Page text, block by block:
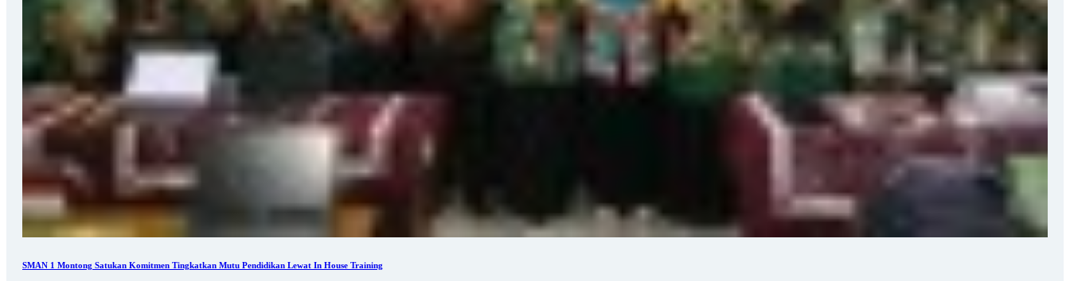
SMAN 1 Montong Satukan Komitmen Tingkatkan Mutu Pendidikan Lewat In House Training